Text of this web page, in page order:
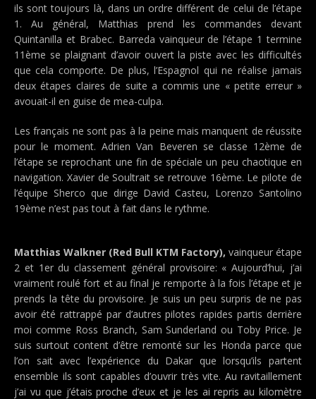
ils sont toujours là, dans un ordre différent de celui de l’étape
1. Au général, Matthias prend les commandes devant
Quintanilla et Brabec. Barreda vainqueur de l’étape 1 termine
11ème se plaignant d’avoir ouvert la piste avec les difficultés
que cela comporte. De plus, l’Espagnol qui ne réalise jamais
deux étapes claires de suite a commis une « petite erreur »
avouait-il en guise de mea-culpa.
Les français ne sont pas à la peine mais manquent de réussite
pour le moment. Adrien Van Beveren se classe 12ème de
l’étape se reprochant une fin de spéciale un peu chaotique en
navigation. Xavier de Soultrait se retrouve 16ème. Le pilote de
l’équipe Sherco que dirige David Casteu, Lorenzo Santolino
19ème n’est pas tout à fait dans le rythme.
Matthias Walkner (Red Bull KTM Factory), vainqueur étape
2 et 1er du classement général provisoire: « Aujourd’hui, j’ai
vraiment roulé fort et au final je remporte à la fois l’étape et je
prends la tête du provisoire. Je suis un peu surpris de ne pas
avoir été rattrappé par d’autres pilotes rapides partis derrière
moi comme Ross Branch, Sam Sunderland ou Toby Price. Je
suis surtout content d’être remonté sur les Honda parce que
l’on sait avec l’expérience du Dakar que lorsqu’ils partent
ensemble ils sont capables d’ouvrir très vite. Au ravitaillement
j’ai vu que j’étais proche d’eux et je les ai repris au kilomètre